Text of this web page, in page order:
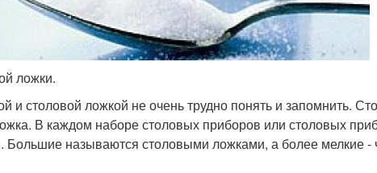
ложки.
и столовой ложкой не очень трудно понять и запомнить.
В каждом наборе столовых приборов или столовых
Большие называются столовыми ложками, а более мелкие